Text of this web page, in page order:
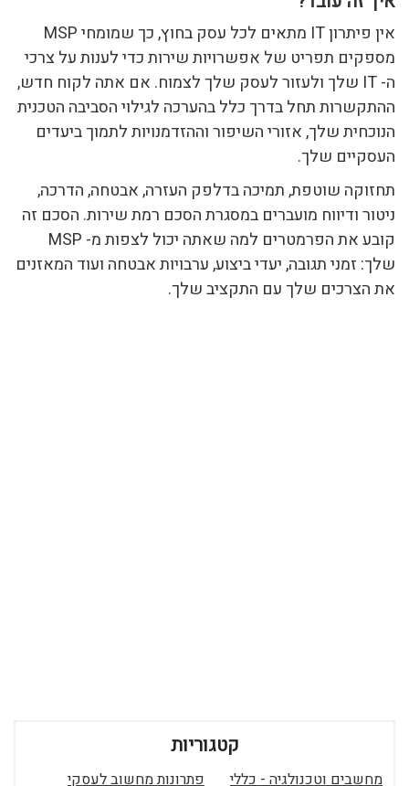
אין פיתרון IT מתאים לכל עסק בחוץ, כך שמומחי MSP
מספקים תפריט של אפשרויות שירות כדי לענות על צרכי
ה- IT שלך ולעזור לעסק שלך לצמוח. אם אתה לקוח חדש,
ההתקשרות תחל בדרך כלל בהערכה לגילוי הסביבה הטכנית
הנוכחית שלך, אזורי השיפור וההזדמנויות לתמוך ביעדים
העסקיים שלך.
תחזוקה שוטפת, תמיכה בדלפק העזרה, אבטחה, הדרכה,
ניטור ודיווח מועברים במסגרת הסכם רמת שירות. הסכם זה
קובע את הפרמטרים למה שאתה יכול לצפות מ- MSP
שלך: זמני תגובה, יעדי ביצוע, ערבויות אבטחה ועוד המאזנים
את הצרכים שלך עם התקציב שלך.
קטגוריות
מחשבים וטכנולגיה - כללי
פתרונות מחשוב לעסקי